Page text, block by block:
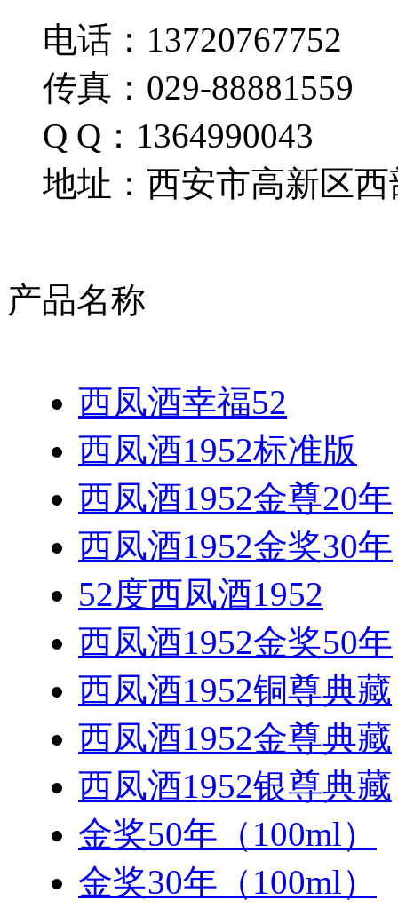
电话：13720767752
传真：029-88881559
Q Q：1364990043
地址：西安市高新区西
产品名称
西凤酒幸福52
西凤酒1952标准版
西凤酒1952金尊20年
西凤酒1952金奖30年
52度西凤酒1952
西凤酒1952金奖50年
西凤酒1952铜尊典藏
西凤酒1952金尊典藏
西凤酒1952银尊典藏
金奖50年（100ml）
金奖30年（100ml）